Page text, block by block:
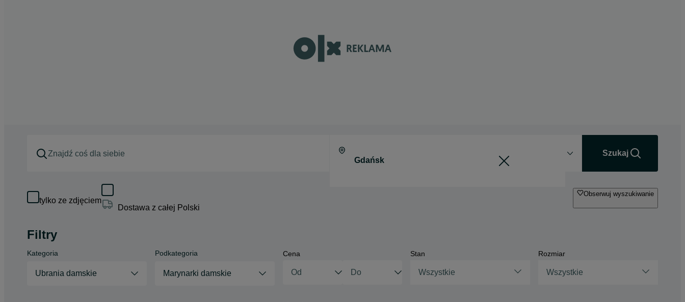
Szukaj
tylko ze zdjęciem
Dostawa z całej Polski
Obserwuj wyszukiwanie
Filtry
Kategoria
Ubrania damskie
Podkategoria
Marynarki damskie
Cena Stan
Wszystkie
Rozmiar
Wszystkie